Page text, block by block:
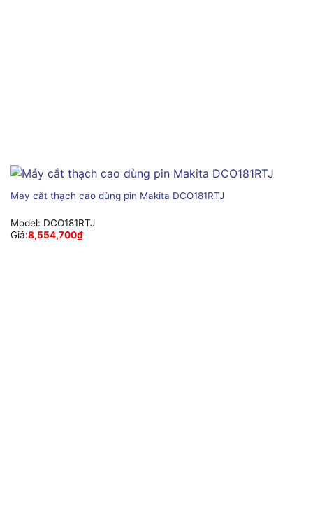
Máy cắt thạch cao dùng pin Makita DCO181RTJ
Model: DCO181RTJ
Giá:8,554,700₫